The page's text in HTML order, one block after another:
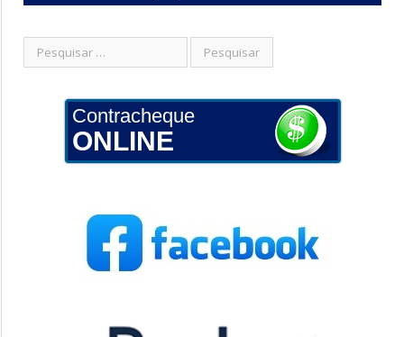
Contracheque
ONLINE